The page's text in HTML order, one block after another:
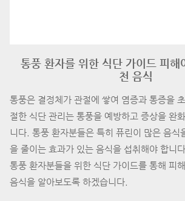
통풍 환자를 위한 식단 가이드 피해
천 음식
통풍은 결정체가 관절에 쌓여 염증과 통증을
절한 식단 관리는 통풍을 예방하고 증상을 완
니다. 통풍 환자분들은 특히 퓨린이 많은 음식
을 줄이는 효과가 있는 음식을 섭취해야 합니
통풍 환자분들을 위한 식단 가이드를 통해 피
음식을 알아보도록 하겠습니다.